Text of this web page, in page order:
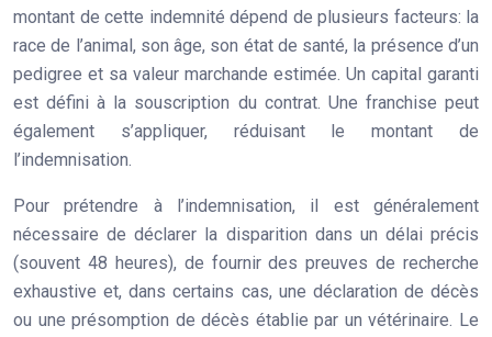
montant de cette indemnité dépend de plusieurs facteurs: la
race de l’animal, son âge, son état de santé, la présence d’un
pedigree et sa valeur marchande estimée. Un capital garanti
est défini à la souscription du contrat. Une franchise peut
également s’appliquer, réduisant le montant de
l’indemnisation.
Pour prétendre à l’indemnisation, il est généralement
nécessaire de déclarer la disparition dans un délai précis
(souvent 48 heures), de fournir des preuves de recherche
exhaustive et, dans certains cas, une déclaration de décès
ou une présomption de décès établie par un vétérinaire. Le